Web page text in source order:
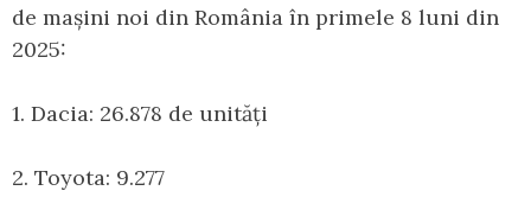
de mașini noi din România în primele 8 luni din
2025:
1. Dacia: 26.878 de unități
2. Toyota: 9.277